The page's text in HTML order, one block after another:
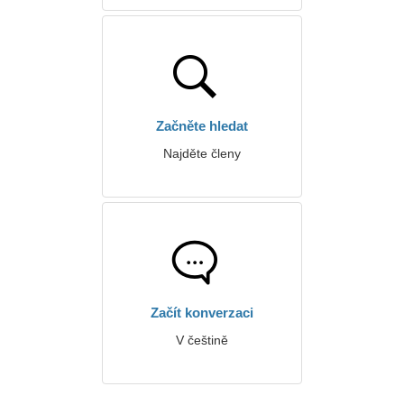
Začněte hledat
Najděte členy
Začít konverzaci
V češtině